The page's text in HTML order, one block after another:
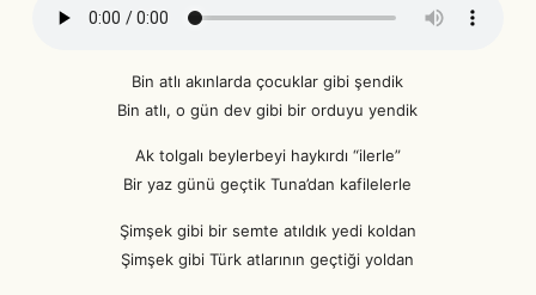
Bin atlı akınlarda çocuklar gibi şendik
Bin atlı, o gün dev gibi bir orduyu yendik
Ak tolgalı beylerbeyi haykırdı “ilerle”
Bir yaz günü geçtik Tuna’dan kafilelerle
Şimşek gibi bir semte atıldık yedi koldan
Şimşek gibi Türk atlarının geçtiği yoldan